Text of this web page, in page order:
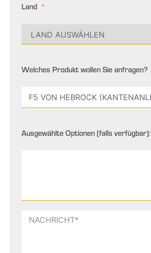
Land
Welches Produkt wollen Sie anfragen?
Ausgewählte Optionen (falls verfügbar):